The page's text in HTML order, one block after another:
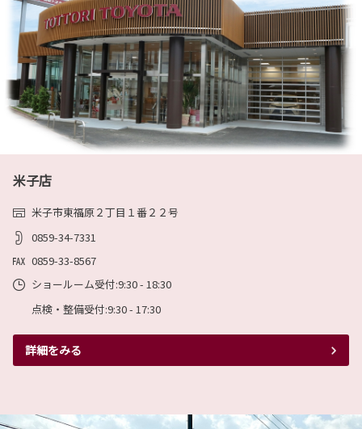
トヨタ自動車より 8月 国内工場の稼働について（8/1時点）
新型コロナウイルス感染拡大等に伴う部品供給不足による生産計画の度重なる見
直しにより、お待ちいただいているお客様や、仕入先及び関係の皆さまにはご迷
惑、ご不便をおかけし、改めて心からお詫び申し上げます。
詳しくはこちら
トヨタ自動車より 7月の生産計画について(6/22時点)
トヨタ自動車より7月の車両の生産計画について発表がありました。ご注文頂い
たおクルマを中々お届けできない中ではありますが、お客様の納期の参考にして
頂ければ幸いです。
詳しくはこちら
トヨタ自動車より 5月／6月国内工場の稼働および6月生産計画につ
いて(5/24時点)
米子店
米子市東福原２丁目１番２２号
0859-34-7331
0859-33-8567
ショールーム受付:9:30 - 18:30
点検・整備受付:9:30 - 17:30
詳細をみる